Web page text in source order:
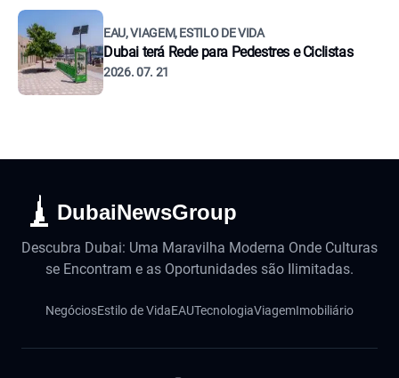
EAU, VIAGEM, ESTILO DE VIDA
Dubai terá Rede para Pedestres e Ciclistas
2026. 07. 21
DubaiNewsGroup
Descubra Dubai: Uma Maravilha Moderna Onde Culturas
se Encontram e as Oportunidades são Ilimitadas.
NegóciosEstilo de VidaEAUTecnologiaViagemImobiliário